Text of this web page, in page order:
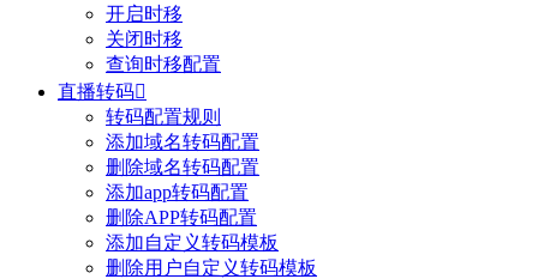
开启时移
关闭时移
查询时移配置
直播转码
转码配置规则
添加域名转码配置
删除域名转码配置
添加app转码配置
删除APP转码配置
添加自定义转码模板
删除用户自定义转码模板